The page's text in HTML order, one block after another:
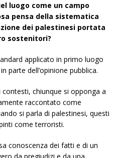
luogo come un campo
pensa della sistematica
dei palestinesi portata
sostenitori?
applicato in primo luogo
parte dell’opinione pubblica.
chiunque si opponga a
raccontato come
si parla di palestinesi, questi
come terroristi.
conoscenza dei fatti e di un